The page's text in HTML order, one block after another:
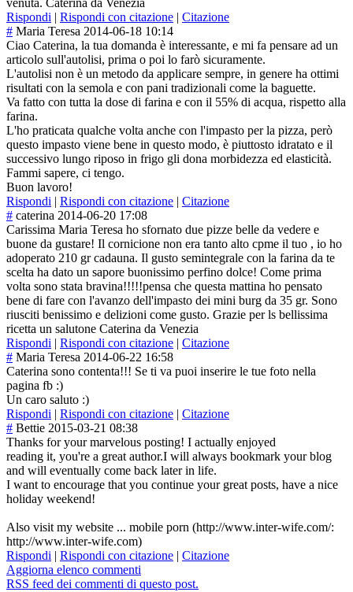
venuta. Caterina da Venezia
Rispondi | Rispondi con citazione | Citazione
# Maria Teresa 2014-06-18 10:14
Ciao Caterina, la tua domanda è interessante, e mi fa pensare ad un
articolo sull'autolisi, prima o poi lo farò sicuramente.
L'autolisi non è un metodo da applicare sempre, in genere ha ottimi
risultati con la semola e con pani tradizionali come la baguette.
Va fatto con tutta la dose di farina e con il 55% di acqua, rispetto alla
farina.
L'ho praticata qualche volta anche con l'impasto per la pizza, però
questo impasto viene bene in questo modo, è piuttosto idratato e il
successivo lungo riposo in frigo gli dona morbidezza ed elasticità.
Fammi sapere, ci tengo.
Buon lavoro!
Rispondi | Rispondi con citazione | Citazione
# caterina 2014-06-20 17:08
Carissima Maria Teresa ho sfornato due pizze belle da vedere e
buone da gustare! Il cornicione non era tanto alto cpme il tuo , io ho
adoperato 210 gr cadauna. Il gusto semintegrale con la farina da te
scelta ha dato un sapore buonissimo perfino dolce! Come prima
volta sono stata bravina!!!!!pensa che questa mattina ho pensato
bene di fare con l'avanzo dell'impasto dei mini burg da 35 gr. Sono
riusciti benissimo e delizioni come gusto. Grazie per ls bellissima
ricetta un salutone Caterina da Venezia
Rispondi | Rispondi con citazione | Citazione
# Maria Teresa 2014-06-22 16:58
Caterina sono contenta!!! Se ti va puoi inserire le tue foto nella
pagina fb :)
Un caro saluto :)
Rispondi | Rispondi con citazione | Citazione
# Bettie 2015-03-21 08:38
Thanks for your marvelous posting! I actually enjoyed
reading it, you're a great author.I will always bookmark your blog
and will eventually come back later in life.
I want to encourage that you continue your great posts, have a nice
holiday weekend!
Also visit my website ... mobile porn (http://www.inter-wife.com/:
http://www.inter-wife.com)
Rispondi | Rispondi con citazione | Citazione
Aggiorna elenco commenti
RSS feed dei commenti di questo post.